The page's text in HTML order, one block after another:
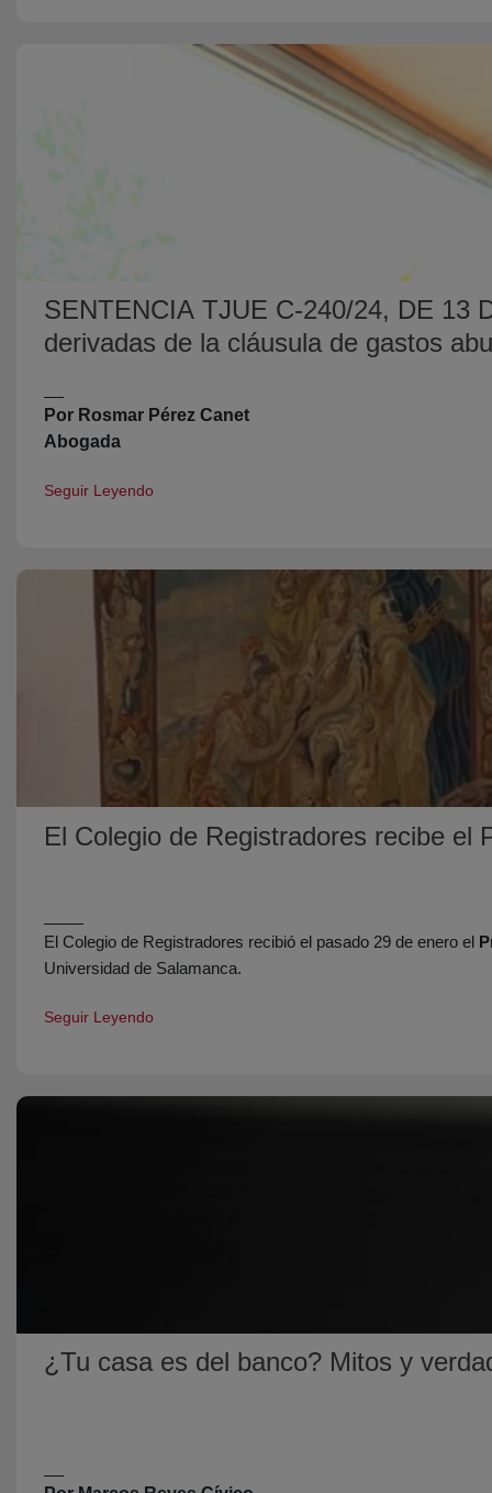
SENTENCIA TJUE C-240/24, DE 13
derivadas de la cláusula de gastos
Por Rosmar Pérez Canet
Abogada
Seguir Leyendo
El Colegio de Registradores recibe el
El Colegio de Registradores recibió el pasado 29 de enero el
Universidad de Salamanca.
Seguir Leyendo
¿Tu casa es del banco? Mitos y